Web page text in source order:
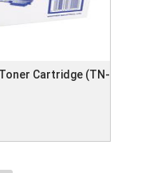
Cartridge (TN-